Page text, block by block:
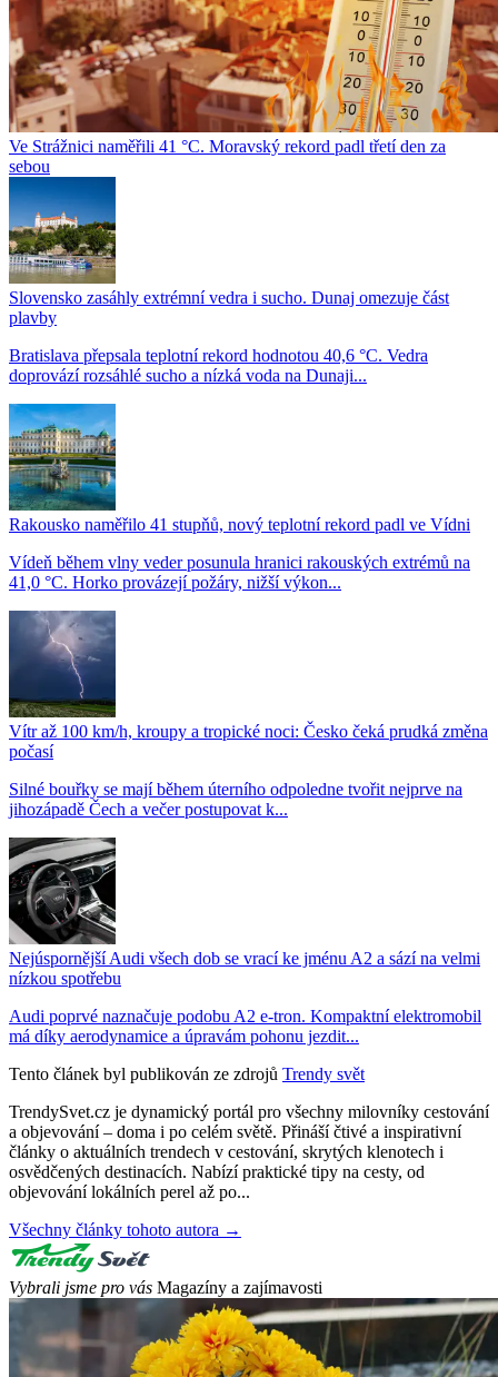
Ve Strážnici naměřili 41 °C. Moravský rekord padl třetí den za
sebou
Slovensko zasáhly extrémní vedra i sucho. Dunaj omezuje část
plavby
Bratislava přepsala teplotní rekord hodnotou 40,6 °C. Vedra
doprovází rozsáhlé sucho a nízká voda na Dunaji...
Rakousko naměřilo 41 stupňů, nový teplotní rekord padl ve Vídni
Vídeň během vlny veder posunula hranici rakouských extrémů na
41,0 °C. Horko provázejí požáry, nižší výkon...
Vítr až 100 km/h, kroupy a tropické noci: Česko čeká prudká změna
počasí
Silné bouřky se mají během úterního odpoledne tvořit nejprve na
jihozápadě Čech a večer postupovat k...
Nejúspornější Audi všech dob se vrací ke jménu A2 a sází na velmi
nízkou spotřebu
Audi poprvé naznačuje podobu A2 e-tron. Kompaktní elektromobil
má díky aerodynamice a úpravám pohonu jezdit...
Tento článek byl publikován ze zdrojů Trendy svět
TrendySvet.cz je dynamický portál pro všechny milovníky cestování
a objevování – doma i po celém světě. Přináší čtivé a inspirativní
články o aktuálních trendech v cestování, skrytých klenotech i
osvědčených destinacích. Nabízí praktické tipy na cesty, od
objevování lokálních perel až po...
Všechny články tohoto autora →
Vybrali jsme pro vás Magazíny a zajímavosti